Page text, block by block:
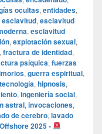
ocultas, entidades,
esclavitud, esclavitud
, esclavitud
, explotación sexual,
, fractura de identidad,
psíquica, fuerzas
, guerra espiritual,
, hipnosis,
, ingeniería social,
astral, invocaciones,
de cerebro, lavado
2025 -